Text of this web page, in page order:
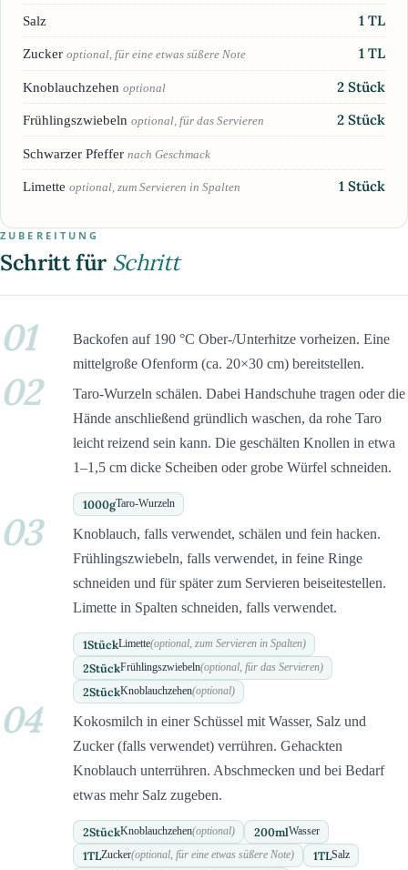
Salz 1 TL
Zucker optional, für eine etwas süßere Note 1 TL
Knoblauchzehen optional 2 Stück
Frühlingszwiebeln optional, für das Servieren 2 Stück
Schwarzer Pfeffer nach Geschmack
Limette optional, zum Servieren in Spalten 1 Stück
ZUBEREITUNG
Schritt für Schritt
01
Backofen auf 190 °C Ober-/Unterhitze vorheizen. Eine
mittelgroße Ofenform (ca. 20×30 cm) bereitstellen.
02
Taro-Wurzeln schälen. Dabei Handschuhe tragen oder die
Hände anschließend gründlich waschen, da rohe Taro
leicht reizend sein kann. Die geschälten Knollen in etwa
1–1,5 cm dicke Scheiben oder grobe Würfel schneiden.
1000gTaro-Wurzeln
03
Knoblauch, falls verwendet, schälen und fein hacken.
Frühlingszwiebeln, falls verwendet, in feine Ringe
schneiden und für später zum Servieren beiseitestellen.
Limette in Spalten schneiden, falls verwendet.
1StückLimette(optional, zum Servieren in Spalten)
2StückFrühlingszwiebeln(optional, für das Servieren)
2StückKnoblauchzehen(optional)
04
Kokosmilch in einer Schüssel mit Wasser, Salz und
Zucker (falls verwendet) verrühren. Gehackten
Knoblauch unterrühren. Abschmecken und bei Bedarf
etwas mehr Salz zugeben.
2StückKnoblauchzehen(optional) 200mlWasser
1TLZucker(optional, für eine etwas süßere Note) 1TLSalz